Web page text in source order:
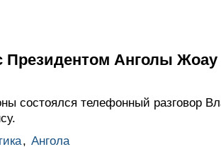
Президентом Анголы Жоау
состоялся телефонный разговор
, Ангола